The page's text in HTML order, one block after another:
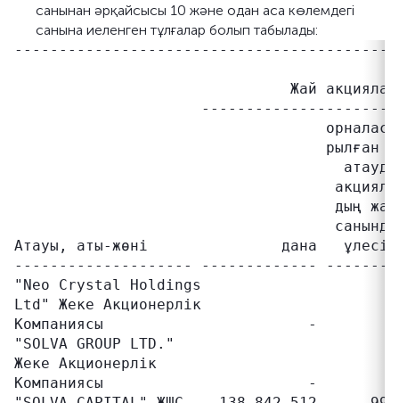
санынан әрқайсысы 10 және одан аса көлемдегі
санына иеленген тұлғалар болып табылады:
Жай
рылған
дың
Атауы, аты-жөні               дана
-------------------- -------------
"Neo Crystal Holdings
Ltd" Жеке Акционерлік
Компаниясы                       -          -
"SOLVA GROUP LTD."
Жеке Акционерлік
Компаниясы                       -          -